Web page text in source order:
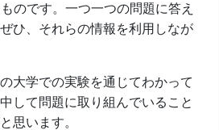
のです。一つ一つの問題に答え
ひ、それらの情報を利用しなが
大学での実験を通じてわかって
して問題に取り組んでいること
思います。